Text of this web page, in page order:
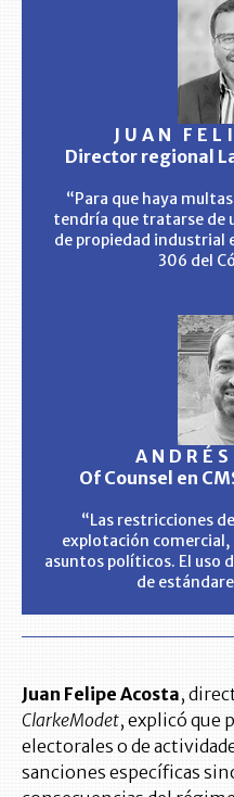
JUAN
Director regional
“Para que haya
tendría que tratarse de
de propiedad industrial
306 del
Of Counsel en
“Las restricciones
explotación comercial,
asuntos políticos. El uso
de
Juan Felipe Acosta,
ClarkeModet, explicó que
electorales o de
sanciones específicas